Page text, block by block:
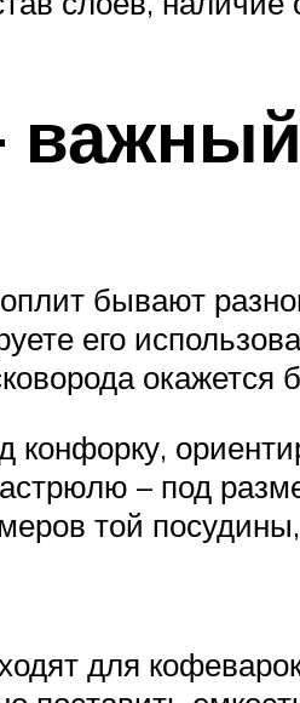
бывают
его
окажется
конфорку,
– под
той
для